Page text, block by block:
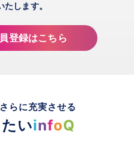
します。
登録はこちら
らに充実させる
いinfoQ